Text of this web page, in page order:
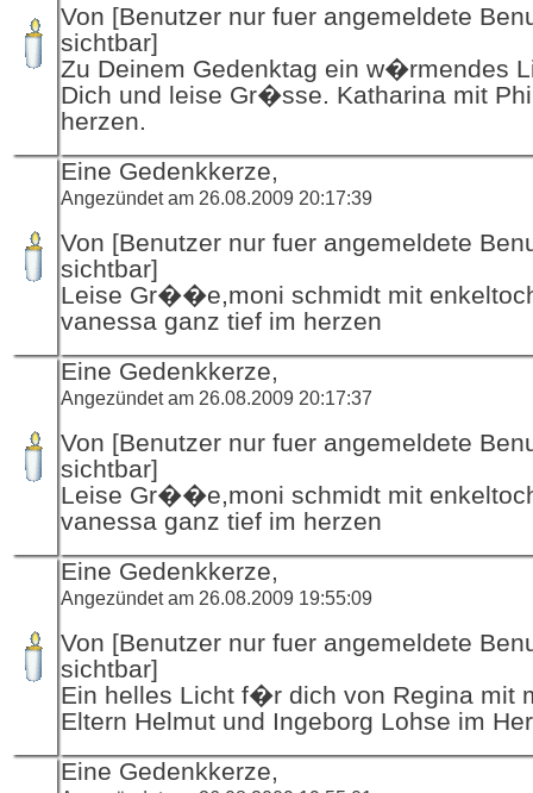
Von [Benutzer nur fuer angemeldete
sichtbar]
Zu Deinem Gedenktag ein w�rmendes
Dich und leise Gr�sse. Katharina mit
herzen.
Eine Gedenkkerze,
Angezündet am 26.08.2009 20:17:39
Von [Benutzer nur fuer angemeldete
sichtbar]
Leise Gr��e,moni schmidt mit
vanessa ganz tief im herzen
Eine Gedenkkerze,
Angezündet am 26.08.2009 20:17:37
Von [Benutzer nur fuer angemeldete
sichtbar]
Leise Gr��e,moni schmidt mit
vanessa ganz tief im herzen
Eine Gedenkkerze,
Angezündet am 26.08.2009 19:55:09
Von [Benutzer nur fuer angemeldete
sichtbar]
Ein helles Licht f�r dich von Regina mit
Eltern Helmut und Ingeborg Lohse im
Eine Gedenkkerze,